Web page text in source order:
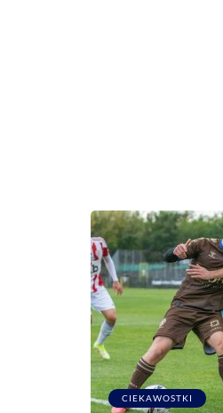
CIEKAWOSTKI